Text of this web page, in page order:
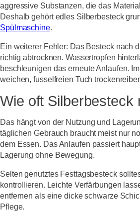
aggressive Substanzen, die das
Deshalb gehört edles Silberbesteck
Spülmaschine.
Ein weiterer Fehler: Das Besteck nach
richtig abtrocknen. Wassertropfen
beschleunigen das erneute Anlaufen.
weichen, fusselfreien Tuch
Wie oft Silberbesteck
Das hängt von der Nutzung und
täglichen Gebrauch braucht meist nur
dem Essen. Das Anlaufen passiert
Lagerung ohne Bewegung.
Selten genutztes Festtagsbesteck
kontrollieren. Leichte Verfärbungen
entfernen als eine dicke schwarze
Pflege.